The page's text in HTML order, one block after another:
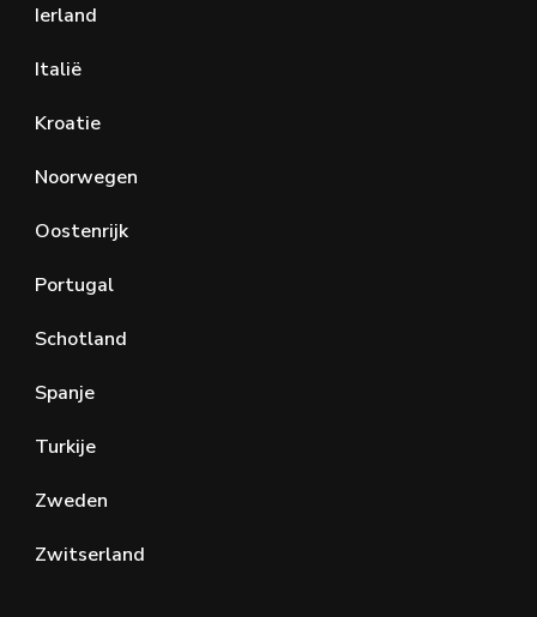
Ierland
Italië
Kroatie
Noorwegen
Oostenrijk
Portugal
Schotland
Spanje
Turkije
Zweden
Zwitserland